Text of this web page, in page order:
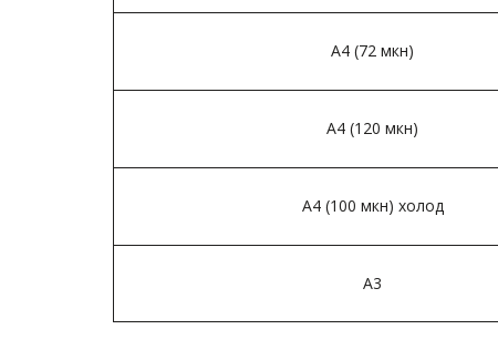
А4 (72 мкн)­
А4 (120 мкн)­
А4 (100 мкн) холод­
А3